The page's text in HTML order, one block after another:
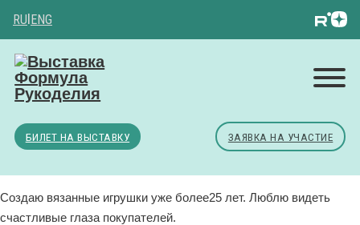
RU|ENG
БИЛЕТ НА ВЫСТАВКУ ЗАЯВКА НА УЧАСТИЕ
Создаю вязанные игрушки уже более25 лет. Люблю видеть
счастливые глаза покупателей.